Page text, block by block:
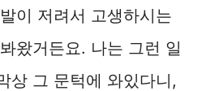
이 저려서 고생하시는
왔거든요. 나는 그런 일
상 그 문턱에 와있다니,